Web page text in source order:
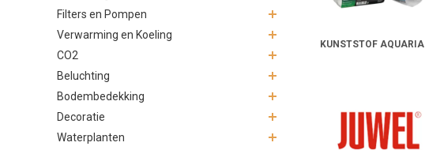
Filters en Pompen
Verwarming en Koeling
CO2
Beluchting
Bodembedekking
Decoratie
Waterplanten
KUNSTSTOF AQUARIA